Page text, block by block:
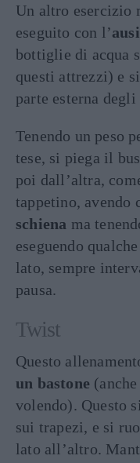
Un altro esercizio
eseguito con l’
bottiglie di acqua
questi attrezzi) e
parte esterna
Tenendo un peso
tese, si piega il
poi dall’altra,
tappetino, avendo
schiena ma
eseguendo
lato, sempre
pausa.
Twist
Questo
un bastone
volendo). Questo
sui trapezi, e si
lato all’altro.